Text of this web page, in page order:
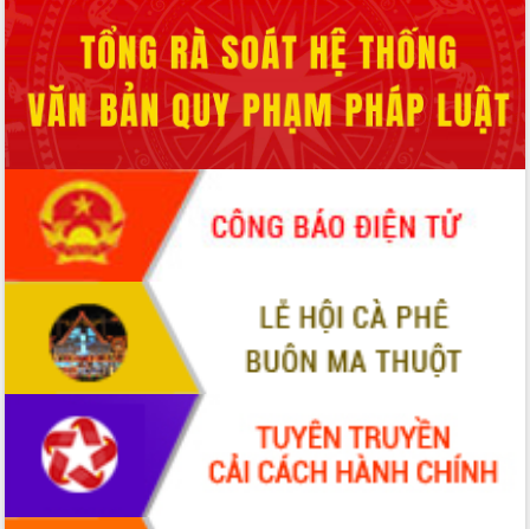
Định vị cà phê Việt Nam như một “di
sản sống” trong dòng chảy toàn cầu
Xây dựng nông thôn mới: Nâng cao đời
sống người dân từ những mô hình thiết
thực
Quyết liệt tháo gỡ vướng mắc, đẩy
nhanh tiến độ các dự án trọng điểm
trong Khu kinh tế Nam Phú Yên
Hòn Yến phát triển du lịch gắn với bảo
tồn biển
Lấy ý kiến điều chỉnh Quy hoạch tỉnh
Đắk Lắk thời kỳ 2021-2030, tầm nhìn
đến năm 2050
Phát động chiến dịch 30 ngày đêm
giải phóng mặt bằng Tuyến đường bộ
ven biển
Đắk Lắk nỗ lực thúc đẩy tăng trưởng
kinh tế từ 10% trở lên trong Quý
II/2026
Đắk Lắk ký kết thỏa thuận hợp tác về
chuyển đổi số giai đoạn 2026 – 2030